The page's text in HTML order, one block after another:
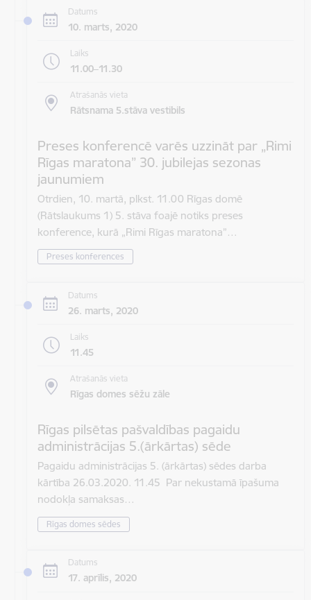
Datums
10. marts, 2020
Laiks
11.00–11.30
Atrašanās vieta
Rātsnama 5.stāva vestibils
Preses konferencē varēs uzzināt par „Rimi
Rīgas maratona” 30. jubilejas sezonas
jaunumiem
Otrdien, 10. martā, plkst. 11.00 Rīgas domē
(Rātslaukums 1) 5. stāva foajē notiks preses
konference, kurā „Rimi Rīgas maratona”…
Preses konferences
Datums
26. marts, 2020
Laiks
11.45
Atrašanās vieta
Rīgas domes sēžu zāle
Rīgas pilsētas pašvaldības pagaidu
administrācijas 5.(ārkārtas) sēde
Pagaidu administrācijas 5. (ārkārtas) sēdes darba
kārtība 26.03.2020. 11.45 Par nekustamā īpašuma
nodokļa samaksas…
Rīgas domes sēdes
Datums
17. aprīlis, 2020